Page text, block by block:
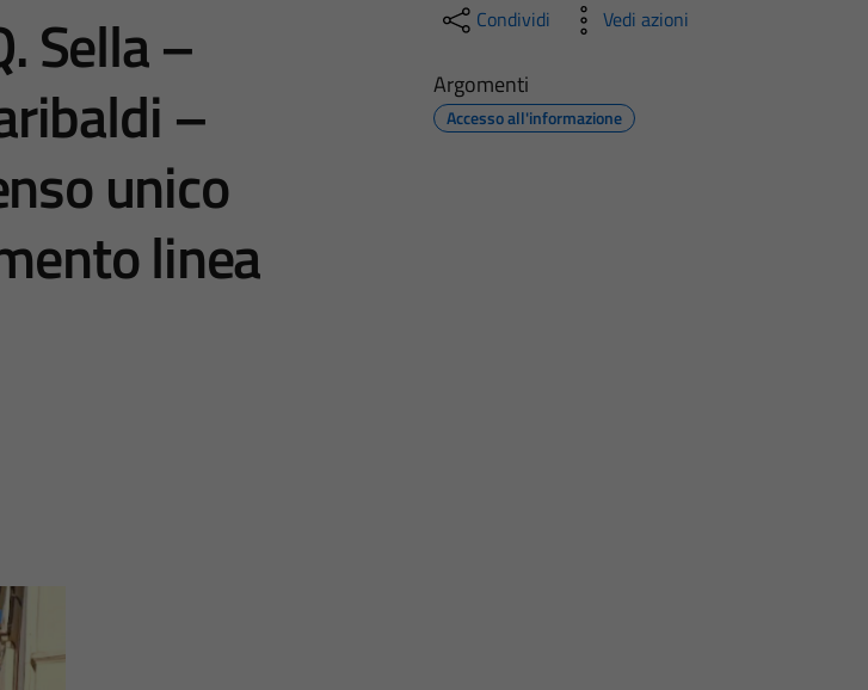
Sella –
–
unico
linea
Condividi Vedi azioni
Argomenti
Accesso all'informazione